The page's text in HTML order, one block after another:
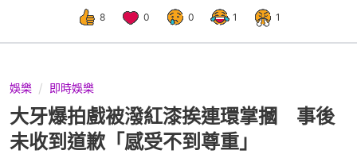
8 0 0 1 1
娛樂 即時娛樂
大牙爆拍戲被潑紅漆挨連環掌摑 事後
未收到道歉「感受不到尊重」